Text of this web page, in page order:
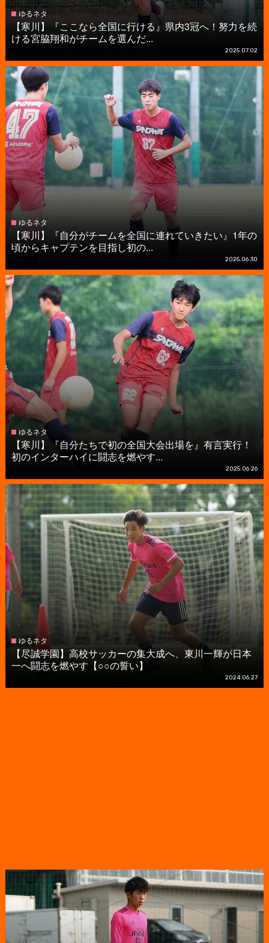
ゆるネタ
【寒川】『ここなら全国に行ける』県内3冠へ！努力を続
ける宮脇翔和がチームを選んだ...
2025.07.02
ゆるネタ
【寒川】『自分がチームを全国に連れていきたい』1年の
頃からキャプテンを目指し初の...
2025.06.30
ゆるネタ
【寒川】『自分たちで初の全国大会出場を』有言実行！
初のインターハイに闘志を燃やす...
2025.06.26
ゆるネタ
【尽誠学園】高校サッカーの集大成へ、東川一輝が日本
一へ闘志を燃やす【○○の誓い】
2024.06.27